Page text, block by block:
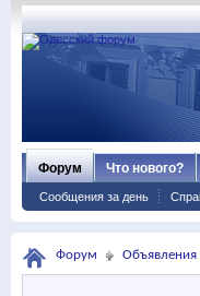
Форум
Сообщения за день
Что нового?
Форум Объявления